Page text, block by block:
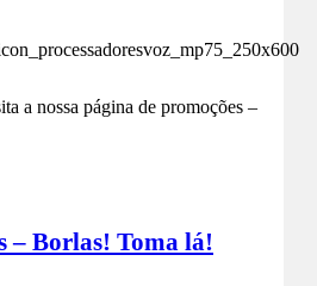
a nossa página de promoções –
– Borlas! Toma lá!